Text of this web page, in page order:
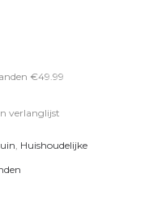
€49.99
verlanglijst
, Huishoudelijke